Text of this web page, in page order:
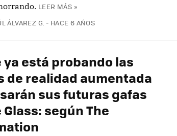
LEER MÁS »
ÁLVAREZ G. HACE 6 AÑOS
ya está probando las
de realidad aumentada
sus futuras gafas
según The